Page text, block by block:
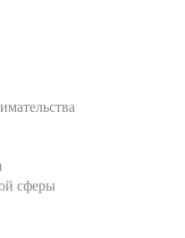
сферы